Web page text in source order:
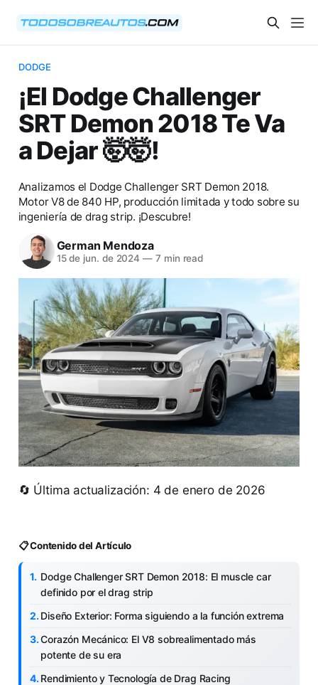
DODGE
¡El Dodge Challenger
SRT Demon 2018 Te Va
a Dejar 🤯🤯!
Analizamos el Dodge Challenger SRT Demon 2018.
Motor V8 de 840 HP, producción limitada y todo sobre su
ingeniería de drag strip. ¡Descubre!
German Mendoza
15 de jun. de 2024 — 7 min read
🔄 Última actualización: 4 de enero de 2026
📋 Contenido del Artículo
Dodge Challenger SRT Demon 2018: El muscle car
definido por el drag strip
Diseño Exterior: Forma siguiendo a la función extrema
Corazón Mecánico: El V8 sobrealimentado más
potente de su era
Rendimiento y Tecnología de Drag Racing